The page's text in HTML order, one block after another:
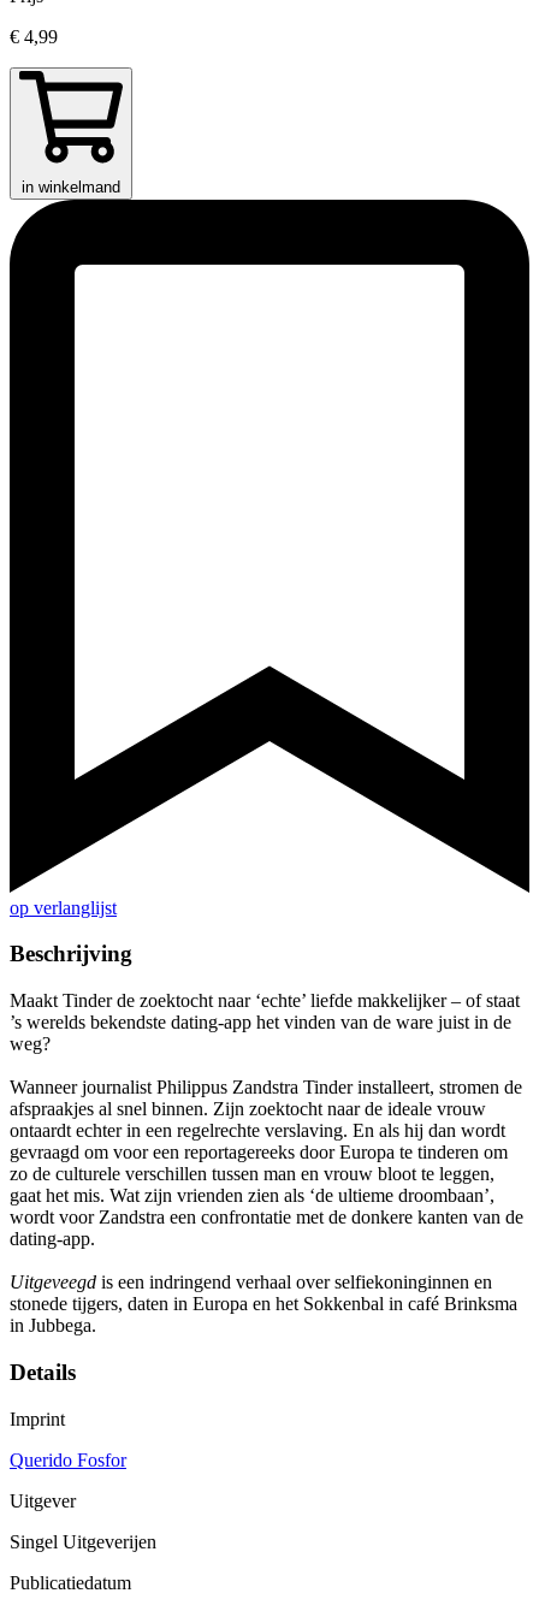
€ 4,99
in winkelmand
op verlanglijst
Beschrijving
Maakt Tinder de zoektocht naar ‘echte’ liefde makkelijker – of staat
’s werelds bekendste dating-app het vinden van de ware juist in de
weg?
Wanneer journalist Philippus Zandstra Tinder installeert, stromen de
afspraakjes al snel binnen. Zijn zoektocht naar de ideale vrouw
ontaardt echter in een regelrechte verslaving. En als hij dan wordt
gevraagd om voor een reportagereeks door Europa te tinderen om
zo de culturele verschillen tussen man en vrouw bloot te leggen,
gaat het mis. Wat zijn vrienden zien als ‘de ultieme droombaan’,
wordt voor Zandstra een confrontatie met de donkere kanten van de
dating-app.
Uitgeveegd is een indringend verhaal over selfiekoninginnen en
stonede tijgers, daten in Europa en het Sokkenbal in café Brinksma
in Jubbega.
Details
Imprint
Querido Fosfor
Uitgever
Singel Uitgeverijen
Publicatiedatum